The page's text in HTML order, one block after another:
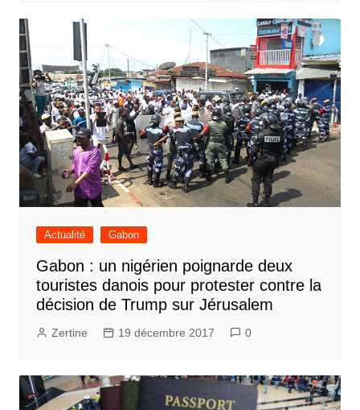
Actualité Gabon
Gabon : un nigérien poignarde deux
touristes danois pour protester contre la
décision de Trump sur Jérusalem
Zertine 19 décembre 2017 0